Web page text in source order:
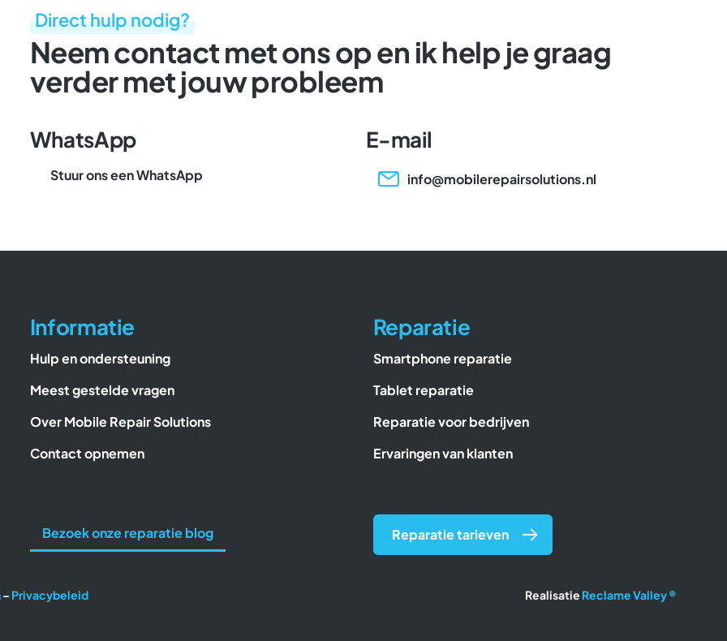
Direct hulp nodig?
Neem contact met ons op en ik help je graag
verder met jouw probleem
WhatsApp
Stuur ons een WhatsApp
E-mail
info@mobilerepairsolutions.nl
Informatie
Hulp en ondersteuning
Meest gestelde vragen
Over Mobile Repair Solutions
Contact opnemen
Reparatie
Smartphone reparatie
Tablet reparatie
Reparatie voor bedrijven
Ervaringen van klanten
Bezoek onze reparatie blog Reparatie tarieven
– Privacybeleid Realisatie Reclame Valley ®